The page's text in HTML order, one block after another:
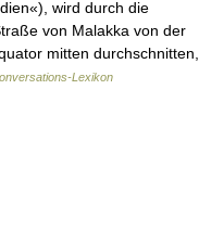
wird durch die
von Malakka von der
mitten durchschnitten,
Lexikon